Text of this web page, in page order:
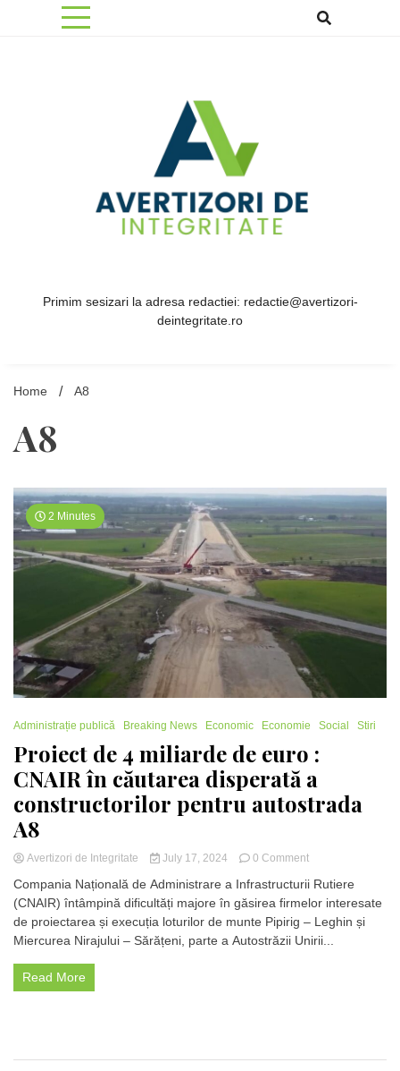
Primim sesizari la adresa redactiei: redactie@avertizori-
deintegritate.ro
Home A8
A8
2 Minutes
Administrație publică Breaking News Economic Economie Social Stiri
Proiect de 4 miliarde de euro :
CNAIR în căutarea disperată a
constructorilor pentru autostrada
A8
Avertizori de Integritate July 17, 2024 0 Commenton
de
4
miliarde
de
Compania Națională de Administrare a Infrastructurii Rutiere
(CNAIR) întâmpină dificultăți majore în găsirea firmelor interesate
de proiectarea și execuția loturilor de munte Pipirig – Leghin și
Miercurea Nirajului – Sărățeni, parte a Autostrăzii Unirii...
Read More